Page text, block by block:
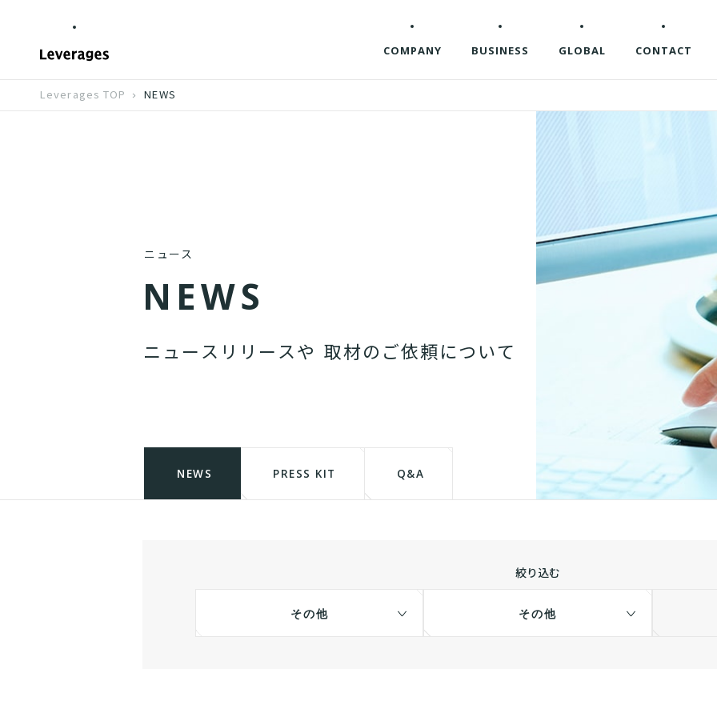
COMPANY BUSINESS GLOBAL CONTACT
Leverages TOP NEWS
ニュース
N EWS
ニ ュ ース リ リ ースや 取材の ご依頼につ いて
NEWS PRESS KIT Q&A
絞り込む
その他 その他